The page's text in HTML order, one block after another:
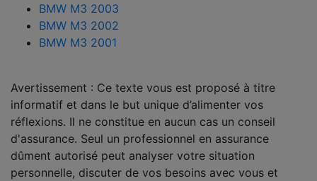
BMW M3 2003
BMW M3 2002
BMW M3 2001
Avertissement : Ce texte vous est proposé à titre
informatif et dans le but unique d’alimenter vos
réflexions. Il ne constitue en aucun cas un conseil
d'assurance. Seul un professionnel en assurance
dûment autorisé peut analyser votre situation
personnelle, discuter de vos besoins avec vous et